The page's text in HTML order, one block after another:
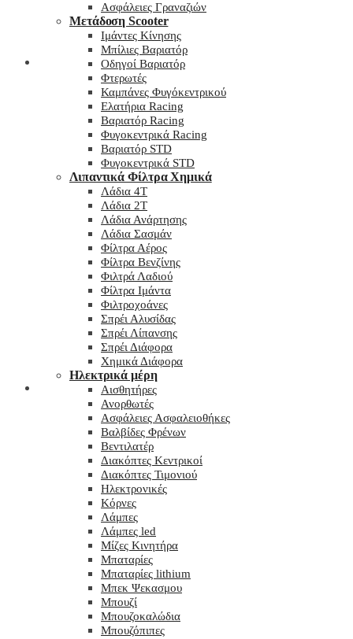
My wishlist
Ασφάλειες Γραναζιών
Μετάδοση Scooter
Ιμάντες Κίνησης
Μπίλιες Βαριατόρ
Οδηγοί Βαριατόρ
Φτερωτές
Καμπάνες Φυγόκεντρικού
Ελατήρια Racing
Βαριατόρ Racing
Φυγοκεντρικά Racing
Βαριατόρ STD
Φυγοκεντρικά STD
Λιπαντικά Φίλτρα Χημικά
Λάδια 4T
Λάδια 2T
Λάδια Ανάρτησης
Λάδια Σασμάν
Φίλτρα Αέρος
Φίλτρα Βενζίνης
Φιλτρά Λαδιού
Φίλτρα Ιμάντα
Φιλτροχοάνες
Σπρέι Αλυσίδας
Σπρέι Λίπανσης
Σπρέι Διάφορα
Χημικά Διάφορα
Hλεκτρικά μέρη
Αισθητήρες
Ανορθωτές
Ασφάλειες Ασφαλειοθήκες
Βαλβίδες Φρένων
Βεντιλατέρ
Διακόπτες Κεντρικοί
Διακόπτες Τιμονιού
Ηλεκτρονικές
Κόρνες
Λάμπες
Λάμπες led
Μίζες Κινητήρα
Μπαταρίες
Μπαταρίες lithium
Μπεκ Ψεκασμου
Μπουζί
Μπουζοκαλώδια
Μπουζόπιπες